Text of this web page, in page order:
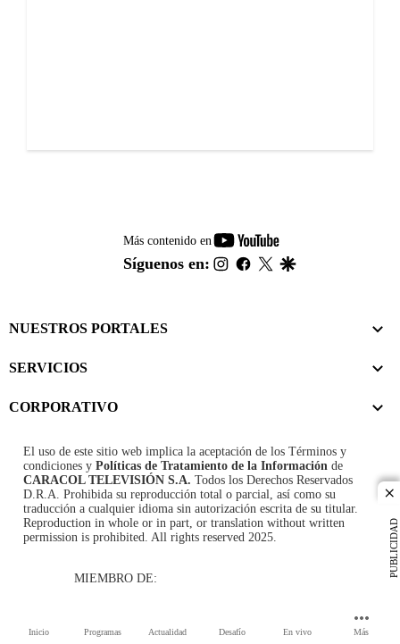
Inicio Programas Actualidad Desafío En vivo Más
PUBLICIDAD
Más contenido en
youtube-
footer
Síguenos en: instagram
facebook
twitter
NUESTROS PORTALES
SERVICIOS
CORPORATIVO
El uso de este sitio web implica la aceptación de los Términos y
condiciones y Políticas de Tratamiento de la Información de
CARACOL TELEVISIÓN S.A. Todos los Derechos Reservados
D.R.A. Prohibida su reproducción total o parcial, así como su
traducción a cualquier idioma sin autorización escrita de su titular.
Reproduction in whole or in part, or translation without written
permission is prohibited. All rights reserved 2025.
MIEMBRO DE: